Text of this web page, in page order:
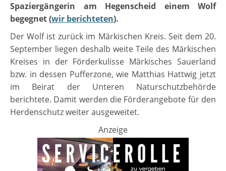
Spaziergängerin am Hegenscheid einem Wolf
begegnet (wir berichteten).
Der Wolf ist zurück im Märkischen Kreis. Seit dem 20.
September liegen deshalb weite Teile des Märkischen
Kreises in der Förderkulisse Märkisches Sauerland
bzw. in dessen Pufferzone, wie Matthias Hattwig jetzt
im Beirat der Unteren Naturschutzbehörde
berichtete. Damit werden die Förderangebote für den
Herdenschutz weiter ausgeweitet.
Anzeige